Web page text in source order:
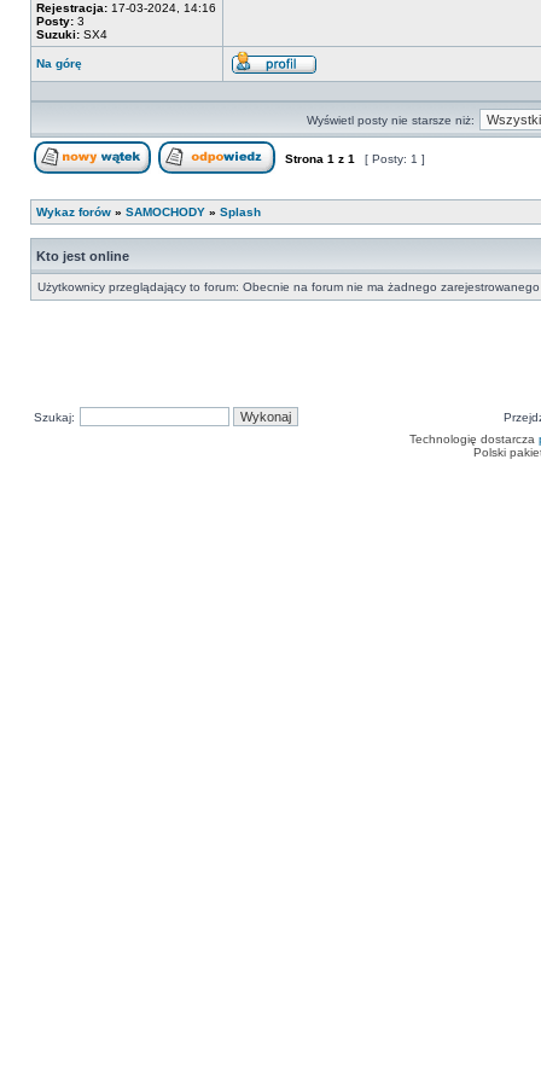
Rejestracja: 17-03-2024, 14:16
Posty: 3
Suzuki: SX4
Na górę
Wyświetl
Wyświetl posty nie starsze niż:
Strona 1 z 1 [ Posty: 1 ]
Wykaz forów » SAMOCHODY » Splash
Kto jest online
Użytkownicy przeglądający to forum: Obecnie na forum nie ma żadnego
Szukaj:
Technologię dostarcza
Polski